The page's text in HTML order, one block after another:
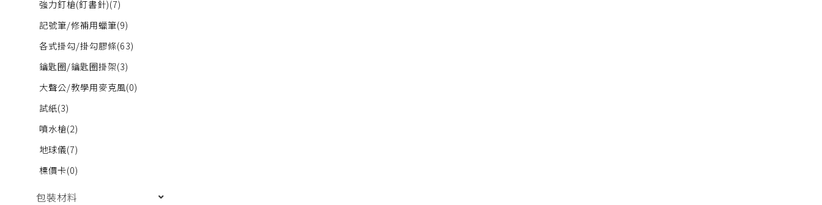
強力釘槍(釘書針)(7)
記號筆/修補用蠟筆(9)
各式掛勾/掛勾膠條(63)
鑰匙圈/鑰匙圈掛架(3)
大聲公/教學用麥克風(0)
試紙(3)
噴水槍(2)
地球儀(7)
標價卡(0)
包裝材料